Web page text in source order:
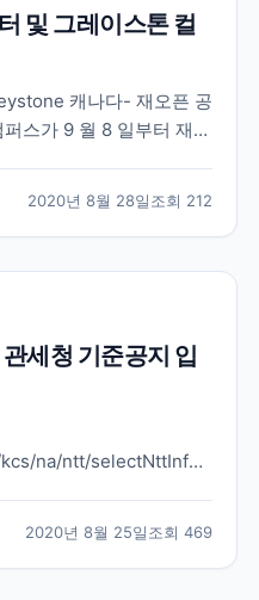
및 그레이스톤 컬
캐나다- 재오픈 공
스가 9 월 8 일부터 재오
. 온라인 수업은 캐나다
2020년 8월 28일조회 212
세청 기준공지 입
na/ntt/selectNttInfo.do?
개 4개월 초과 150개
2020년 8월 25일조회 469